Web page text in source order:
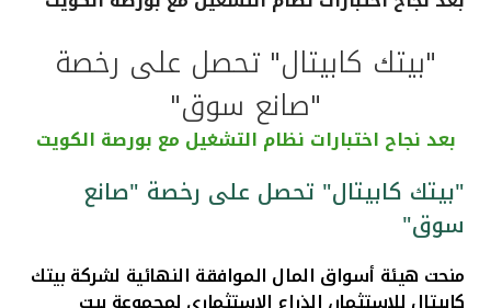
أدوات وخدمات
خدمات ما بعد البيع
"بيتك كابيتال" تحصل على رخصة
"صانع سوق"
بعد نجاح اختبارات نظام التشغيل مع بورصة الكويت
"بيتك كابيتال" تحصل على رخصة "صانع
سوق"
منحت هيئة أسواق المال الموافقة النهائية لشركة بيتك